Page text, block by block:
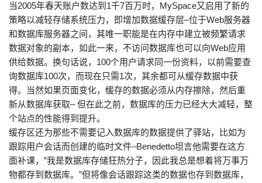
当2005年春天账户数达到1千7百万时，MySpace又启用了新的
策略以减轻存储系统压力，即增加数据缓存层–位于Web服务器
和数据库服务器之间，其唯一职能是在内存中建立被频繁请求
数据对象的副本，如此一来，不访问数据库也可以向Web应用
供给数据。换句话说，100个用户请求同一份资料，以前需要查
询数据库100次，而现在只需1次，其余都可从缓存数据中获
得。当然如果页面变化，缓存的数据必须从内存擦除，然后重
新从数据库获取– 但在此之前，数据库的压力已经大大减轻，整
个站点的性能得到提升。
缓存区还为那些不需要记入数据库的数据提供了驿站，比如为
跟踪用户会话而创建的临时文件–Benedetto坦言他需要在这方
面补课，”我是数据库存储狂热分子，因此我总是想着将万事万
物都存到数据库。”但将像会话跟踪这类的数据也存到数据库，